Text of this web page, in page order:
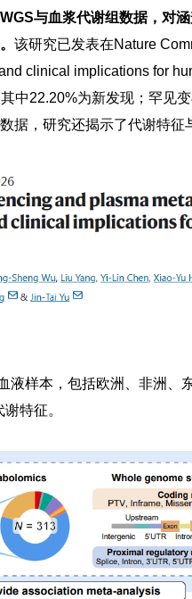
与血浆代谢组数据，对
该研究已发表在Nature
clinical implications for
中22.20%为新发现； 罕见
据，研究还揭示了代谢特
液样本，包括欧洲、非洲
特征。